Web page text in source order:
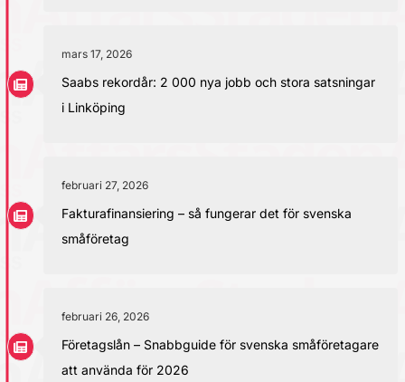
mars 17, 2026
Saabs rekordår: 2 000 nya jobb och stora satsningar
i Linköping
februari 27, 2026
Fakturafinansiering – så fungerar det för svenska
småföretag
februari 26, 2026
Företagslån – Snabbguide för svenska småföretagare
att använda för 2026